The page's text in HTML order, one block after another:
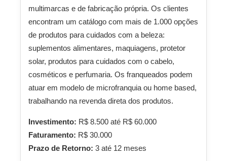
multimarcas e de fabricação própria. Os clientes
encontram um catálogo com mais de 1.000 opções
de produtos para cuidados com a beleza:
suplementos alimentares, maquiagens, protetor
solar, produtos para cuidados com o cabelo,
cosméticos e perfumaria. Os franqueados podem
atuar em modelo de microfranquia ou home based,
trabalhando na revenda direta dos produtos.
Investimento: R$ 8.500 até R$ 60.000
Faturamento: R$ 30.000
Prazo de Retorno: 3 até 12 meses